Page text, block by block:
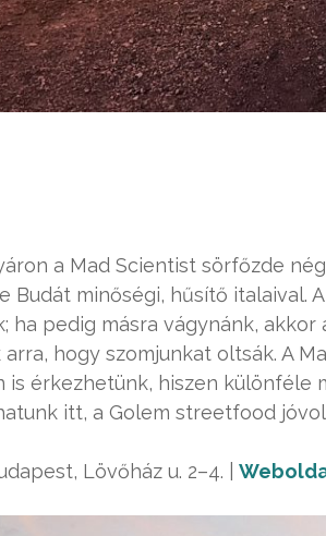
a Mad Scientist sörfőzde
Budát minőségi, hűsítő italaival.
ha pedig másra vágynánk,
arra, hogy szomjunkat oltsák. A
is érkezhetünk, hiszen különféle
itt, a Golem streetfood
Lövőház u. 2–4. |